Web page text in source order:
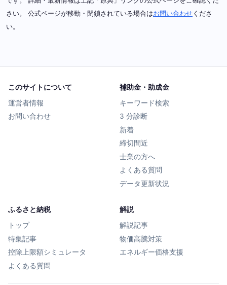
さい。 公式ページが移動・閉鎖されている場合はお問い合わせ くださ
い。
このサイトについて
運営者情報
お問い合わせ
補助金・助成金
キーワード検索
3 分診断
新着
締切間近
士業の方へ
よくある質問
データ更新状況
ふるさと納税
トップ
特集記事
控除上限額シミュレータ
よくある質問
解説
解説記事
物価高騰対策
エネルギー価格支援